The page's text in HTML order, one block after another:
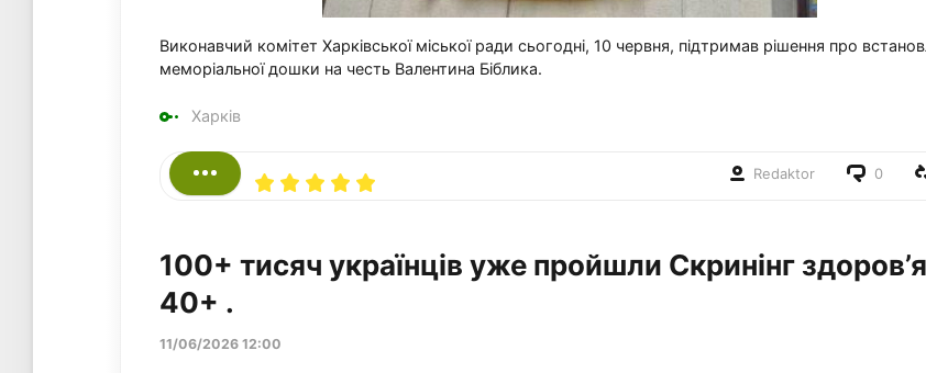
Виконавчий комітет Харківської міської ради сьогодні, 10 червня, підтримав рішення про
меморіальної дошки на честь Валентина Біблика.
Харків
Redaktor 0
100+ тисяч українців уже пройшли Скринінг здоров’я
40+ .
11/06/2026 12:00